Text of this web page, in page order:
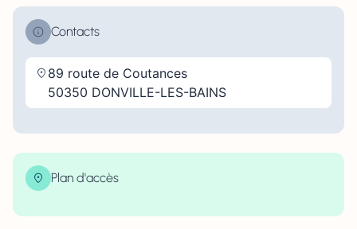
Contacts
89 route de Coutances
50350 DONVILLE-LES-BAINS
Plan d'accès
×